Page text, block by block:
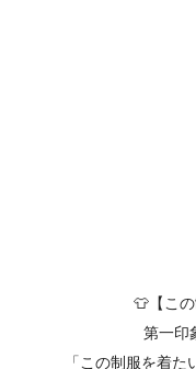
👕【こ
第一印
「この制服を着た